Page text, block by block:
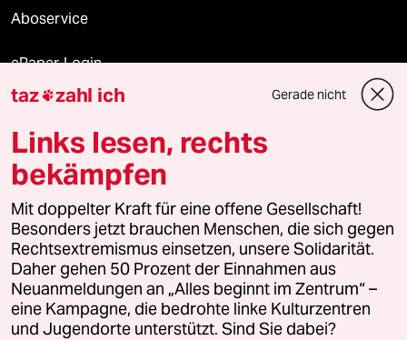
Aboservice
ePaper Login
Downloads für Abonnierende
© 2026 taz Verlags und Vertriebs GmbH
Alle Rechte vorbehalten. Bei rechtlichen Fragen oder für Genehmigungen
wenden Sie sich bitte an
lizenzen@taz.de
Feedback Redaktionsstatut Kommune-Richtlinien
Leitlinie Informant Datenschutz Impressum AGB
taz zahl ich Gerade nicht
Links lesen, rechts
bekämpfen
Mit doppelter Kraft für eine offene Gesellschaft!
Besonders jetzt brauchen Menschen, die sich gegen
Rechtsextremismus einsetzen, unsere Solidarität.
Daher gehen 50 Prozent der Einnahmen aus
Neuanmeldungen an „Alles beginnt im Zentrum“ –
eine Kampagne, die bedrohte linke Kulturzentren
und Jugendorte unterstützt. Sind Sie dabei?